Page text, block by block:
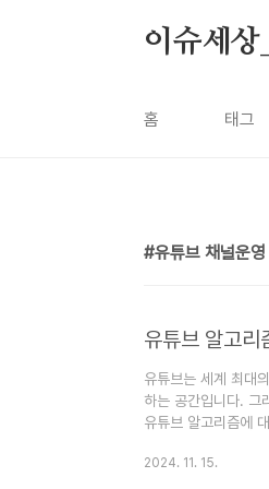
이슈세상
홈 태그
유튜브 채널운영
유튜브 알고리
유튜브는 세계 최대
하는 공간입니다. 그
유튜브 알고리즘에
일 수 있습니다. 이
2024. 11. 15.